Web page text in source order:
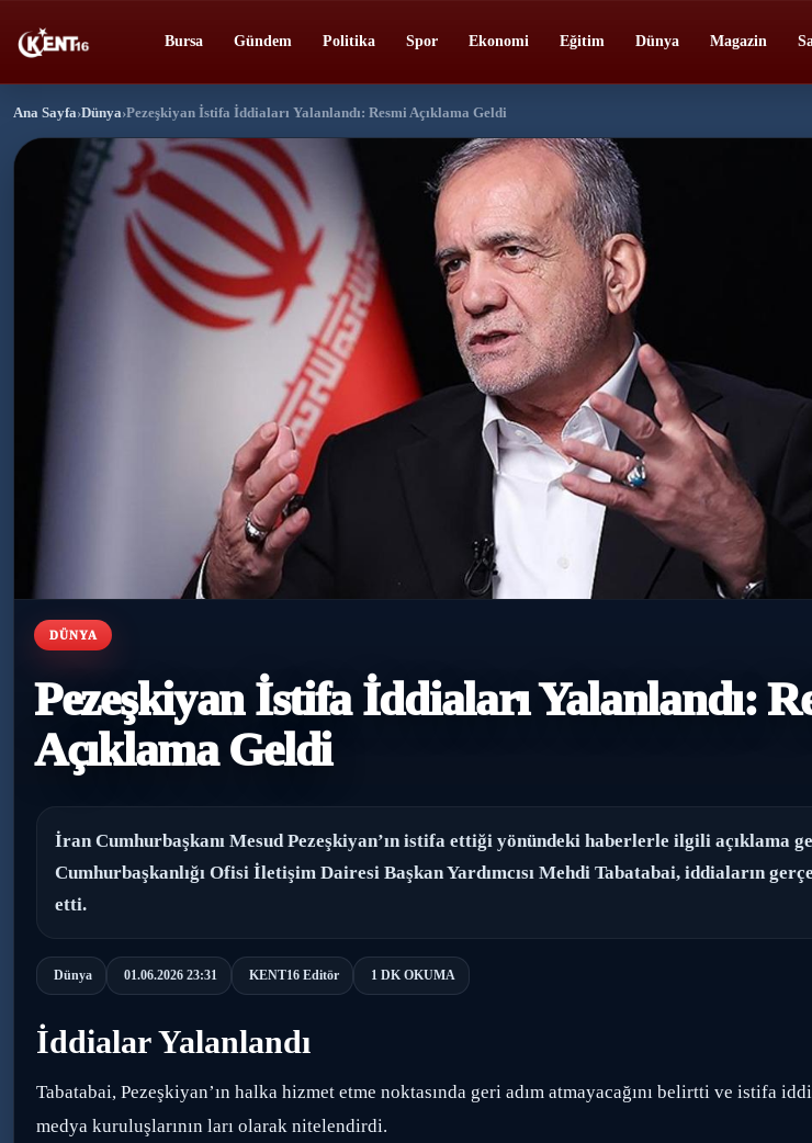
Bursa Gündem Politika Spor Ekonomi Eğitim Dünya Magazin
Ana Sayfa›Dünya›Pezeşkiyan İstifa İddiaları Yalanlandı: Resmi Açıklama Geldi
DÜNYA
Pezeşkiyan İstifa İddiaları Yalanlandı:
Açıklama Geldi
İran Cumhurbaşkanı Mesud Pezeşkiyan’ın istifa ettiği yönündeki haberlerle ilgili açıklama
Cumhurbaşkanlığı Ofisi İletişim Dairesi Başkan Yardımcısı Mehdi Tabatabai, iddiaların
etti.
Dünya 01.06.2026 23:31 KENT16 Editör 1 DK OKUMA
İddialar Yalanlandı
Tabatabai, Pezeşkiyan’ın halka hizmet etme noktasında geri adım atmayacağını belirtti ve istifa
medya kuruluşlarının ları olarak nitelendirdi.